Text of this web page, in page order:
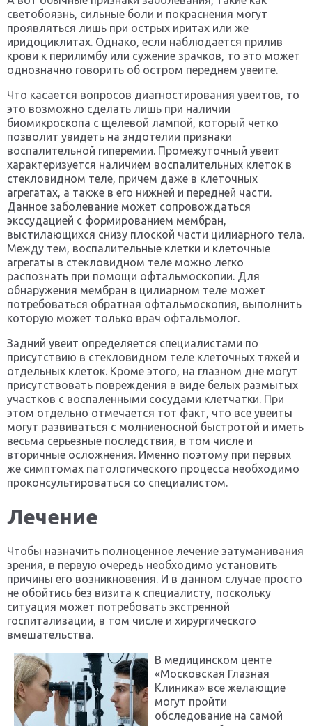
светобоязнь, сильные боли и покраснения могут
проявляться лишь при острых иритах или же
иридоциклитах. Однако, если наблюдается прилив
крови к перилимбу или сужение зрачков, то это может
однозначно говорить об остром переднем увеите.
Что касается вопросов диагностирования увеитов, то
это возможно сделать лишь при наличии
биомикроскопа с щелевой лампой, который четко
позволит увидеть на эндотелии признаки
воспалительной гиперемии. Промежуточный увеит
характеризуется наличием воспалительных клеток в
стекловидном теле, причем даже в клеточных
агрегатах, а также в его нижней и передней части.
Данное заболевание может сопровождаться
экссудацией с формированием мембран,
выстилающихся снизу плоской части цилиарного тела.
Между тем, воспалительные клетки и клеточные
агрегаты в стекловидном теле можно легко
распознать при помощи офтальмоскопии. Для
обнаружения мембран в цилиарном теле может
потребоваться обратная офтальмоскопия, выполнить
которую может только врач офтальмолог.
Задний увеит определяется специалистами по
присутствию в стекловидном теле клеточных тяжей и
отдельных клеток. Кроме этого, на глазном дне могут
присутствовать повреждения в виде белых размытых
участков с воспаленными сосудами клетчатки. При
этом отдельно отмечается тот факт, что все увеиты
могут развиваться с молниеносной быстротой и иметь
весьма серьезные последствия, в том числе и
вторичные осложнения. Именно поэтому при первых
же симптомах патологического процесса необходимо
проконсультироваться со специалистом.
Лечение
Чтобы назначить полноценное лечение затуманивания
зрения, в первую очередь необходимо установить
причины его возникновения. И в данном случае просто
не обойтись без визита к специалисту, поскольку
ситуация может потребовать экстренной
госпитализации, в том числе и хирургического
вмешательства.
В медицинском центе
«Московская Глазная
Клиника» все желающие
могут пройти
обследование на самой